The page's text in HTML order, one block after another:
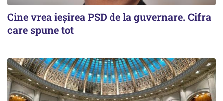
Cine vrea ieșirea PSD de la guvernare. Cifra
care spune tot